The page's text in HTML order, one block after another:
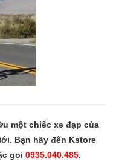
một chiếc xe đạp của
Bạn hãy đến Kstore
gọi 0935.040.485.